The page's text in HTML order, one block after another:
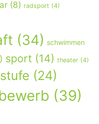
(8) radsport (4)
(34) schwimmen
sport (14) theater (4)
(24)
(39)